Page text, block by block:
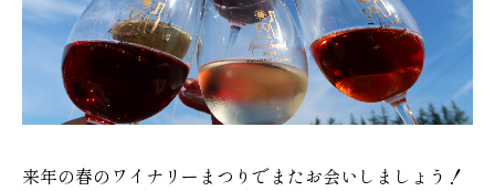
来年の春のワイナリーまつりでまたお会いしましょう！